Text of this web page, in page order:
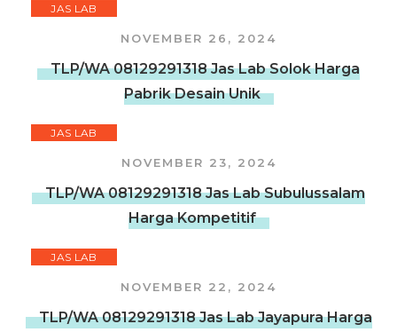
JAS LAB
NOVEMBER 26, 2024
TLP/WA 08129291318 Jas Lab Solok Harga
Pabrik Desain Unik
JAS LAB
NOVEMBER 23, 2024
TLP/WA 08129291318 Jas Lab Subulussalam
Harga Kompetitif
JAS LAB
NOVEMBER 22, 2024
TLP/WA 08129291318 Jas Lab Jayapura Harga